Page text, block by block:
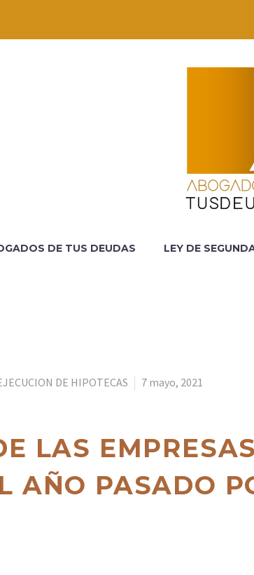
DE TUS DEUDAS LEY DE
DE HIPOTECAS 7 mayo, 2021
LAS
AÑO PASADO